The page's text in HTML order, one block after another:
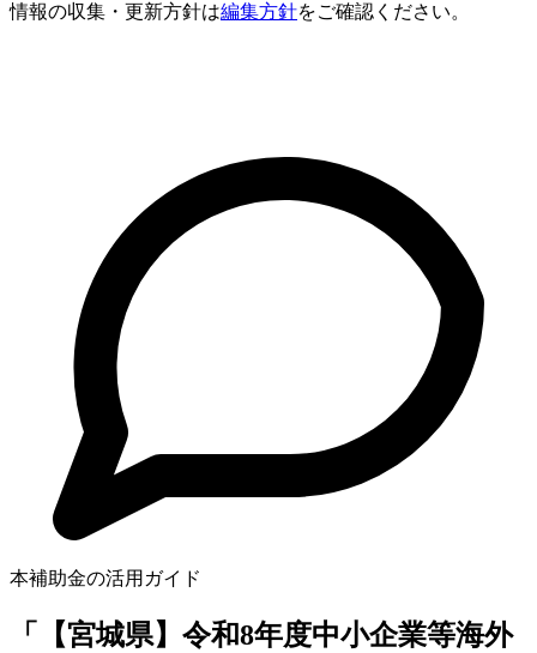
情報の収集・更新方針は編集方針をご確認ください。
本補助金の活用ガイド
「【宮城県】令和8年度中小企業等海外